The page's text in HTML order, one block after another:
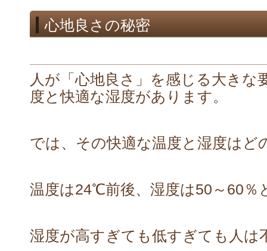
心地良さの秘密
人が「心地良さ」を感じる大きな
度と快適な湿度があります。
では、その快適な温度と湿度はど
温度は24℃前後、湿度は50～60％
湿度が高すぎても低すぎても人は